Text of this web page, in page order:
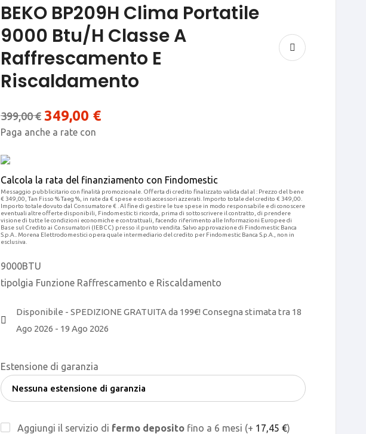
BEKO BP209H Clima Portatile
9000 Btu/h Classe A
Raffrescamento E
Riscaldamento
399,00€ 349,00 €
Paga anche a rate con
Calcola la rata del finanziamento con Findomestic
Messaggio pubblicitario con finalità promozionale. Offerta di credito finalizzato valida dal al : Prezzo del bene
€ 349,00, Tan Fisso % Taeg %, in rate da € spese e costi accessori azzerati. Importo totale del credito € 349,00.
Importo totale dovuto dal Consumatore € . Al fine di gestire le tue spese in modo responsabile e di conoscere
eventuali altre offerte disponibili, Findomestic ti ricorda, prima di sottoscrivere il contratto, di prendere
visione di tutte le condizioni economiche e contrattuali, facendo riferimento alle Informazioni Europee di
Base sul Credito ai Consumatori (IEBCC) presso il punto vendita. Salvo approvazione di Findomestic Banca
S.p.A.. Morena Elettrodomestici opera quale intermediario del credito per Findomestic Banca S.p.A., non in
esclusiva.
9000BTU
tipolgia Funzione Raffrescamento e Riscaldamento
Disponibile - SPEDIZIONE GRATUITA da 199€! Consegna stimata tra 18
Ago 2026 - 19 Ago 2026
Estensione di garanzia
Aggiungi il servizio di fermo deposito fino a 6 mesi (+ 17,45 €)